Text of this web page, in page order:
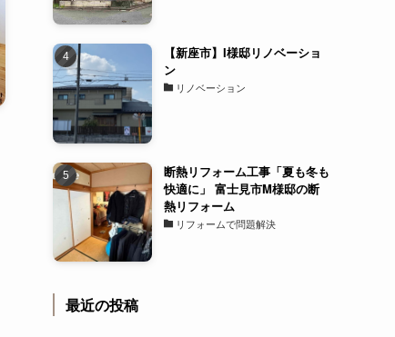
【新座市】I様邸リノベーショ
ン
リノベーション
断熱リフォーム工事「夏も冬も
快適に」 富士見市M様邸の断
熱リフォーム
リフォームで問題解決
最近の投稿